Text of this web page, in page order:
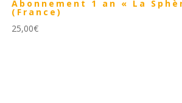
Abonnement 1 an « La
(France)
25,00€